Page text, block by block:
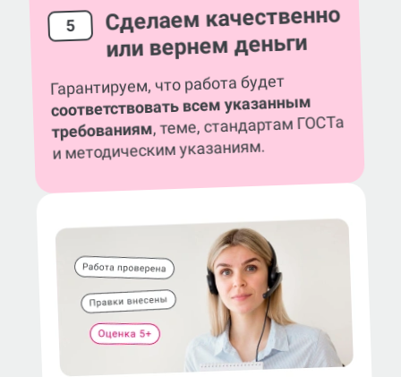
5 Сделаем качественно
или вернем деньги
Гарантируем, что работа будет
соответствовать всем указанным
требованиям, теме, стандартам ГОСТа
и методическим указаниям.